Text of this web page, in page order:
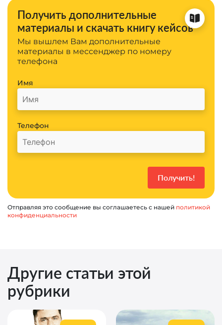
Получить дополнительные
материалы и скачать книгу кейсов
Мы вышлем Вам дополнительные
материалы в мессенджер по номеру
телефона
Имя
Телефон
Отправляя это сообщение вы соглашаетесь с нашей политикой
конфиденциальности
Другие статьи этой
рубрики